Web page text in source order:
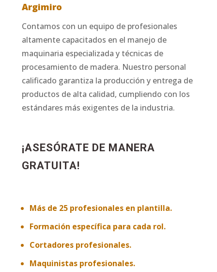
Argimiro
Contamos con un equipo de profesionales
altamente capacitados en el manejo de
maquinaria especializada y técnicas de
procesamiento de madera. Nuestro personal
calificado garantiza la producción y entrega de
productos de alta calidad, cumpliendo con los
estándares más exigentes de la industria.
¡ASESÓRATE DE MANERA
GRATUITA!
Más de 25 profesionales en plantilla.
Formación específica para cada rol.
Cortadores profesionales.
Maquinistas profesionales.